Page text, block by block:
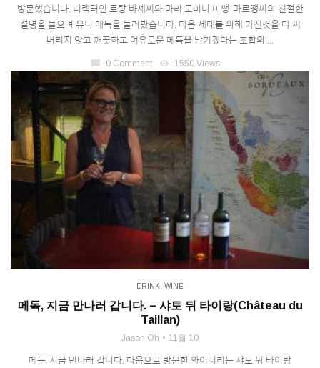
방문했습니다. 디렉터인 로랑 바셰씨와 마리 도미니끄 쌩-마르땡씨의 친절한
설명을 들으며 유니 메독을 둘러봤습니다. 다음 세대를 위해 가진것을 다 써
버리지 않고 깨끗하고 여유로운 메독을 남기겠다는 조합의 ...
0 Comment visibility 1550 Views
DRINK WINE
메독, 지금 만나러 갑니다. – 샤토 뒤 타이랑(Château du
Taillan)
Jason Oh 11월 10
메독, 지금 만나러 갑니다. 다음으로 방문한 와이너리는 샤토 뒤 타이랑